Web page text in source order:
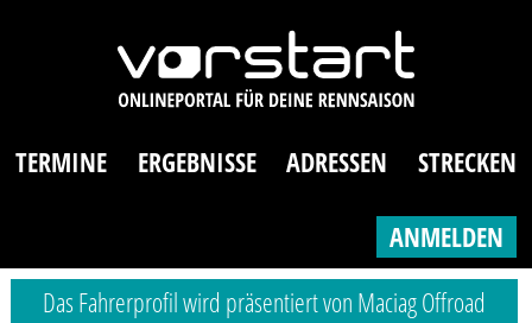
TERMINE ERGEBNISSE ADRESSEN STRECKEN
ANMELDEN
Das Fahrerprofil wird präsentiert von Maciag Offroad